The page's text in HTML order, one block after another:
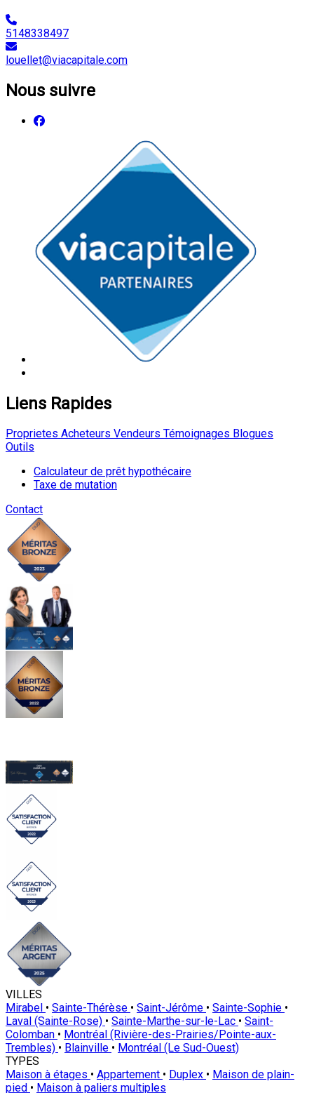
5148338497
louellet@viacapitale.com
Nous suivre
Liens Rapides
Proprietes Acheteurs Vendeurs Témoignages Blogues
Outils
Calculateur de prêt hypothécaire
Taxe de mutation
Contact
VILLES
Mirabel • Sainte-Thérèse • Saint-Jérôme • Sainte-Sophie •
Laval (Sainte-Rose) • Sainte-Marthe-sur-le-Lac • Saint-
Colomban • Montréal (Rivière-des-Prairies/Pointe-aux-
Trembles) • Blainville • Montréal (Le Sud-Ouest)
TYPES
Maison à étages • Appartement • Duplex • Maison de plain-
pied • Maison à paliers multiples